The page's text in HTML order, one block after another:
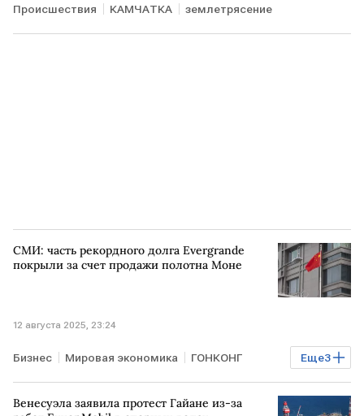
Происшествия КАМЧАТКА землетрясение
СМИ: часть рекордного долга Evergrande
покрыли за счет продажи полотна Моне
12 августа 2025, 23:24
Еще3
Бизнес Мировая экономика ГОНКОНГ
КИТАЙ Evergrande Financial Times
Венесуэла заявила протест Гайане из-за